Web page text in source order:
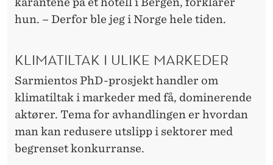
hun. – Derfor ble jeg i Norge hele tiden.
KLIMATILTAK I ULIKE MARKEDER
Sarmientos PhD-prosjekt handler om
klimatiltak i markeder med få, dominerende
aktører. Tema for avhandlingen er hvordan
man kan redusere utslipp i sektorer med
begrenset konkurranse.